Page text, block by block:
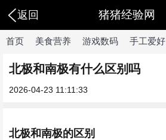
返回 猪猪经验网
首页 美食营养 游戏数码 手工爱好
北极和南极有什么区别吗
2026-04-23 11:11:33
北极和南极的区别